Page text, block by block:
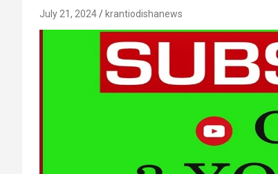
July 21, 2024 krantiodishanews